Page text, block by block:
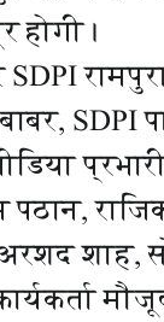
होगी।
SDPI
शाह,